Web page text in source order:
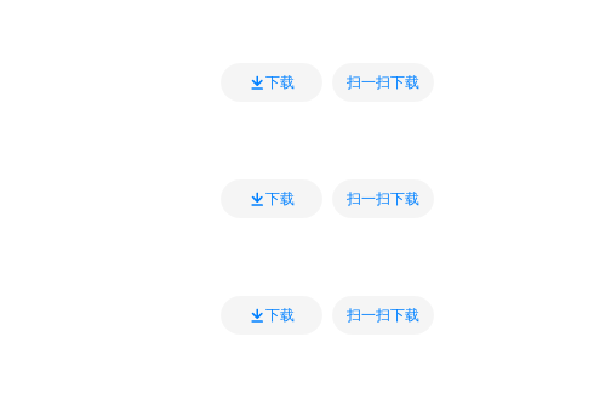
下载 扫一扫下载
下载 扫一扫下载
下载 扫一扫下载